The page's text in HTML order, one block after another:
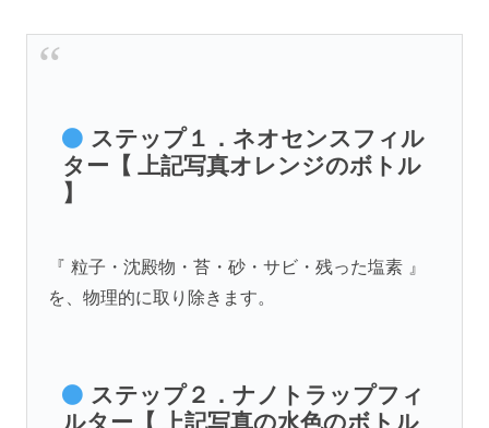
ステップ１．ネオセンスフィル
ター【 上記写真オレンジのボトル
】
『 粒子・沈殿物・苔・砂・サビ・残った塩素 』
を、物理的に取り除きます。
ステップ２．ナノトラップフィ
ルター【 上記写真の水色のボトル